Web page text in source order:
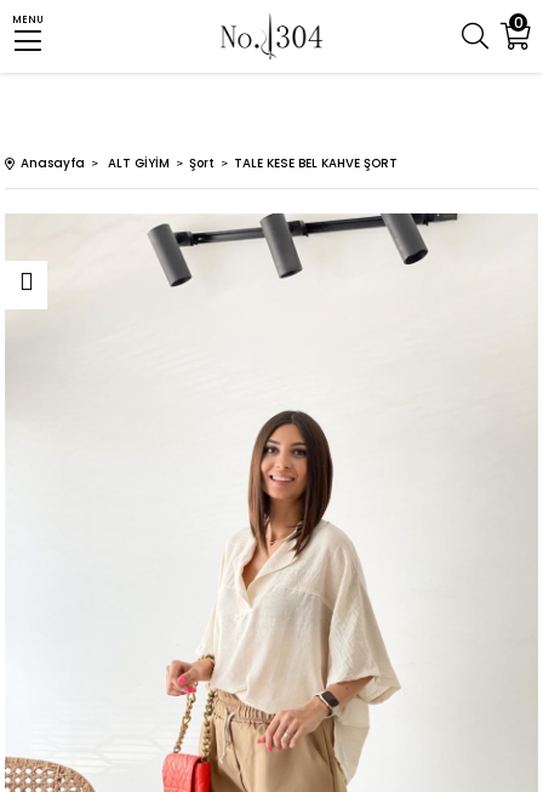
0
MENU
Anasayfa ALT GİYİM Şort TALE KESE BEL KAHVE ŞORT